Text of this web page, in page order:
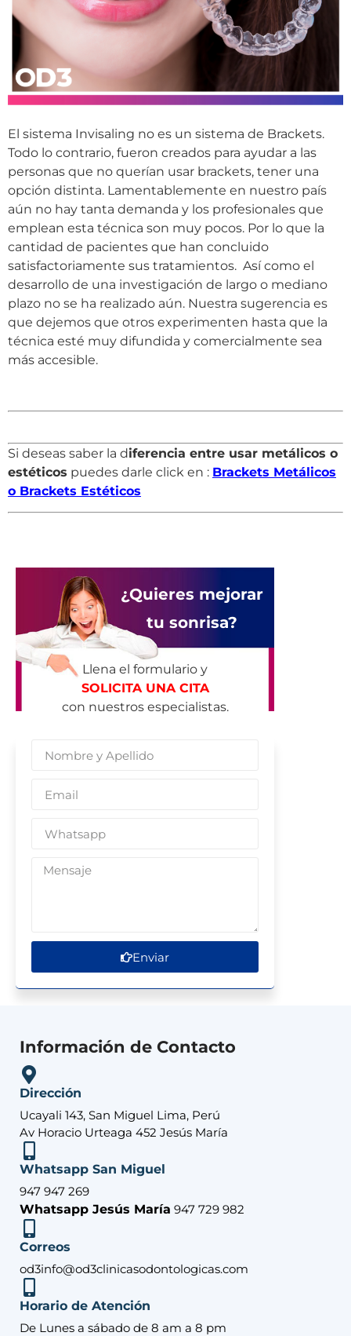
El sistema Invisaling no es un sistema de Brackets.
Todo lo contrario, fueron creados para ayudar a las
personas que no querían usar brackets, tener una
opción distinta. Lamentablemente en nuestro país
aún no hay tanta demanda y los profesionales que
emplean esta técnica son muy pocos. Por lo que la
cantidad de pacientes que han concluido
satisfactoriamente sus tratamientos. Así como el
desarrollo de una investigación de largo o mediano
plazo no se ha realizado aún. Nuestra sugerencia es
que dejemos que otros experimenten hasta que la
técnica esté muy difundida y comercialmente sea
más accesible.
Si deseas saber la diferencia entre usar metálicos o
estéticos puedes darle click en : Brackets Metálicos
o Brackets Estéticos
¿Quieres mejorar
tu sonrisa?
Llena el formulario y
SOLICITA UNA CITA
con nuestros especialistas.
Enviar
Información de Contacto
Dirección
Ucayali 143, San Miguel Lima, Perú
Av Horacio Urteaga 452 Jesús María
Whatsapp San Miguel
947 947 269
Whatsapp Jesús María 947 729 982
Correos
od3info@od3clinicasodontologicas.com
Horario de Atención
De Lunes a sábado de 8 am a 8 pm